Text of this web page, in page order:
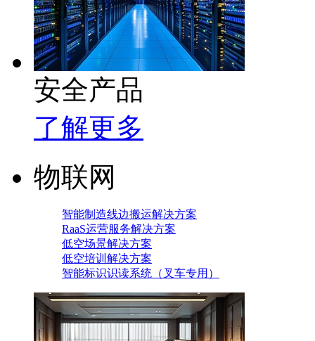
安全产品
了解更多
物联网
智能制造线边搬运解决方案
RaaS运营服务解决方案
低空场景解决方案
低空培训解决方案
智能标识识读系统（叉车专用）